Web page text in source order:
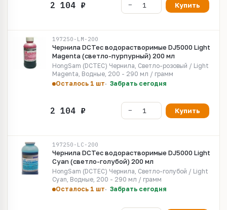
Купить
197250-LM-200
Чернила DCTec водорастворимые DJ5000 Light
Magenta (светло-пурпурный) 200 мл
HongSam (DCTEC) Чернила, Светло-розовый / Light
Magenta, Водные, 200 - 290 мл / грамм
Осталось 1 шт
Забрать сегодня
Купить
197250-LC-200
Чернила DCTec водорастворимые DJ5000 Light
Cyan (светло-голубой) 200 мл
HongSam (DCTEC) Чернила, Светло-голубой / Light
Cyan, Водные, 200 - 290 мл / грамм
Осталось 1 шт
Забрать сегодня